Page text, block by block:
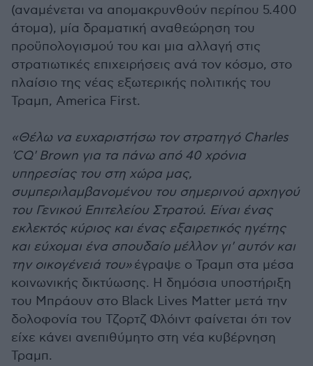
(αναμένεται να απομακρυνθούν περίπου 5.400
άτομα), μία δραματική αναθεώρηση του
προϋπολογισμού του και μια αλλαγή στις
στρατιωτικές επιχειρήσεις ανά τον κόσμο, στο
πλαίσιο της νέας εξωτερικής πολιτικής του
Τραμπ, America First.
«Θέλω να ευχαριστήσω τον στρατηγό Charles
'CQ' Brown για τα πάνω από 40 χρόνια
υπηρεσίας του στη χώρα μας,
συμπεριλαμβανομένου του σημερινού αρχηγού
του Γενικού Επιτελείου Στρατού. Είναι ένας
εκλεκτός κύριος και ένας εξαιρετικός ηγέτης
και εύχομαι ένα σπουδαίο μέλλον γι' αυτόν και
την οικογένειά του»έγραψε ο Τραμπ στα μέσα
κοινωνικής δικτύωσης. Η δημόσια υποστήριξη
του Μπράουν στο Black Lives Matter μετά την
δολοφονία του Τζορτζ Φλόιντ φαίνεται ότι τον
είχε κάνει ανεπιθύμητο στη νέα κυβέρνηση
Τραμπ.